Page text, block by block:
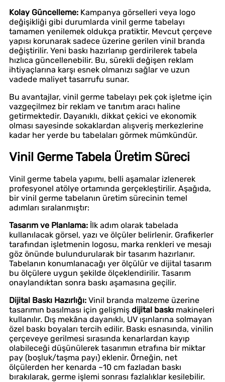
Kolay Güncelleme: Kampanya görselleri veya logo
değişikliği gibi durumlarda vinil germe tabelayı
tamamen yenilemek oldukça pratiktir. Mevcut çerçeve
yapısı korunarak sadece üzerine gerilen vinil branda
değiştirilir. Yeni baskı hazırlanıp gerdirilerek tabela
hızlıca güncellenebilir. Bu, sürekli değişen reklam
ihtiyaçlarına karşı esnek olmanızı sağlar ve uzun
vadede maliyet tasarrufu sunar.
Bu avantajlar, vinil germe tabelayı pek çok işletme için
vazgeçilmez bir reklam ve tanıtım aracı haline
getirmektedir. Dayanıklı, dikkat çekici ve ekonomik
olması sayesinde sokaklardan alışveriş merkezlerine
kadar her yerde bu tabelaları görmek mümkündür.
Vinil Germe Tabela Üretim Süreci
Vinil germe tabela yapımı, belli aşamalar izlenerek
profesyonel atölye ortamında gerçekleştirilir. Aşağıda,
bir vinil germe tabelanın üretim sürecinin temel
adımları sıralanmıştır:
Tasarım ve Planlama: İlk adım olarak tabelada
kullanılacak görsel, yazı ve ölçüler belirlenir. Grafikerler
tarafından işletmenin logosu, marka renkleri ve mesajı
göz önünde bulundurularak bir tasarım hazırlanır.
Tabelanın konumlanacağı yer ölçülür ve dijital tasarım
bu ölçülere uygun şekilde ölçeklendirilir. Tasarım
onaylandıktan sonra baskı aşamasına geçilir.
Dijital Baskı Hazırlığı: Vinil branda malzeme üzerine
tasarımın basılması için gelişmiş dijital baskı makineleri
kullanılır. Dış mekâna dayanıklı, UV ışınlarına solmayan
özel baskı boyaları tercih edilir. Baskı esnasında, vinilin
çerçeveye gerilmesi sırasında kenarlardan kayıp
olabileceği düşünülerek tasarımın etrafına bir miktar
pay (boşluk/taşma payı) eklenir. Örneğin, net
ölçülerden her kenarda ~10 cm fazladan baskı
bırakılarak, germe işlemi sonrası fazlalıklar kesilebilir.